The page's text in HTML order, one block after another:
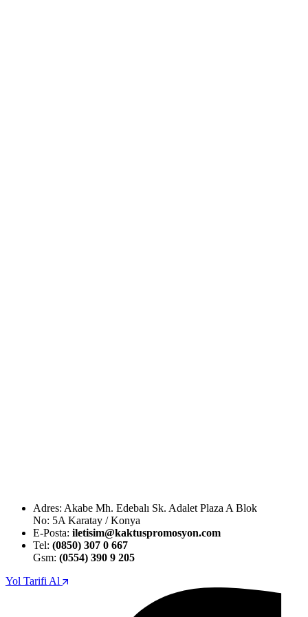
Adres: Akabe Mh. Edebalı Sk. Adalet Plaza A Blok
No: 5A Karatay / Konya
E-Posta: iletisim@kaktuspromosyon.com
Tel: (0850) 307 0 667
Gsm: (0554) 390 9 205
Yol Tarifi Al